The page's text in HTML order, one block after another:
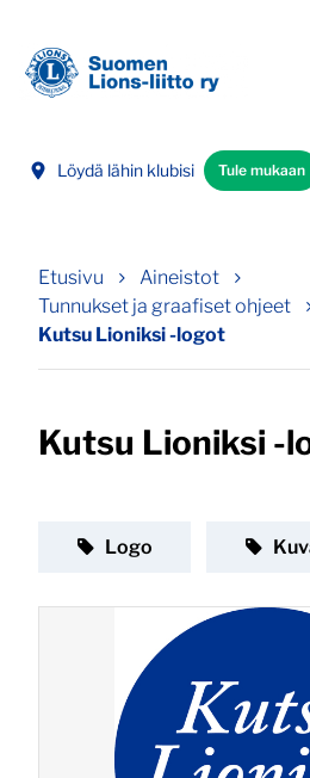
Löydä lähin klubisi Tule mukaan
Etusivu
Aineistot
Tunnukset ja graafiset ohjeet
Kutsu Lioniksi -logot
Kutsu Lioniksi -
Kategoria:
Logo